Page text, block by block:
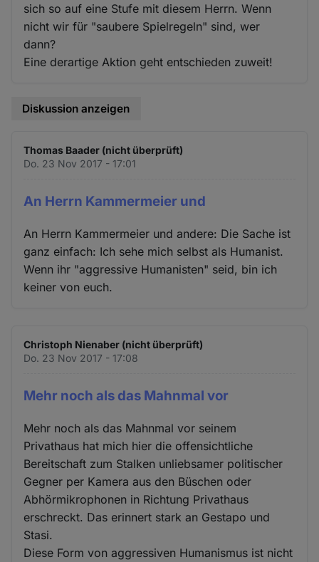
sich so auf eine Stufe mit diesem Herrn. Wenn
nicht wir für "saubere Spielregeln" sind, wer
dann?
Eine derartige Aktion geht entschieden zuweit!
Diskussion anzeigen
Thomas Baader (nicht überprüft)
Do. 23 Nov 2017 - 17:01
An Herrn Kammermeier und
An Herrn Kammermeier und andere: Die Sache ist
ganz einfach: Ich sehe mich selbst als Humanist.
Wenn ihr "aggressive Humanisten" seid, bin ich
keiner von euch.
Christoph Nienaber (nicht überprüft)
Do. 23 Nov 2017 - 17:08
Mehr noch als das Mahnmal vor
Mehr noch als das Mahnmal vor seinem
Privathaus hat mich hier die offensichtliche
Bereitschaft zum Stalken unliebsamer politischer
Gegner per Kamera aus den Büschen oder
Abhörmikrophonen in Richtung Privathaus
erschreckt. Das erinnert stark an Gestapo und
Stasi.
Diese Form von aggressiven Humanismus ist nicht